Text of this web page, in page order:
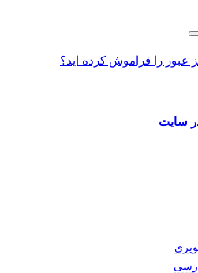
عبور را فراموش کرده اید؟
سایت